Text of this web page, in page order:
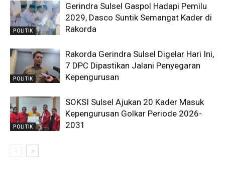
POLITIK
Gerindra Sulsel Gaspol Hadapi Pemilu
2029, Dasco Suntik Semangat Kader di
Rakorda
POLITIK
Rakorda Gerindra Sulsel Digelar Hari Ini,
7 DPC Dipastikan Jalani Penyegaran
Kepengurusan
POLITIK
SOKSI Sulsel Ajukan 20 Kader Masuk
Kepengurusan Golkar Periode 2026-
2031